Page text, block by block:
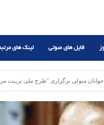
فایل های صوتی لینک های
متولی برگزاری “طرح ملی تربیت